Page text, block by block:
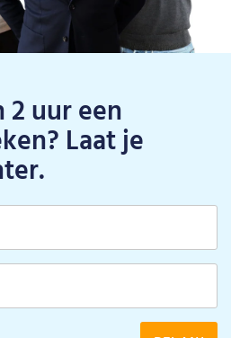
uur een
Laat je